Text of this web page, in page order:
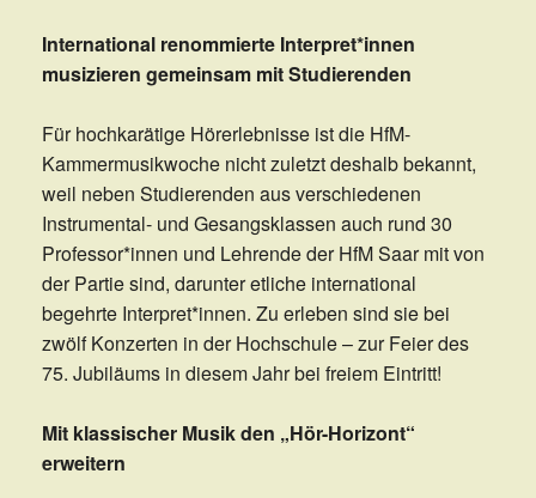
International renommierte Interpret*innen
musizieren gemeinsam mit Studierenden
Für hochkarätige Hörerlebnisse ist die HfM-
Kammermusikwoche nicht zuletzt deshalb bekannt,
weil neben Studierenden aus verschiedenen
Instrumental- und Gesangsklassen auch rund 30
Professor*innen und Lehrende der HfM Saar mit von
der Partie sind, darunter etliche international
begehrte Interpret*innen. Zu erleben sind sie bei
zwölf Konzerten in der Hochschule – zur Feier des
75. Jubiläums in diesem Jahr bei freiem Eintritt!
Mit klassischer Musik den „Hör-Horizont“
erweitern